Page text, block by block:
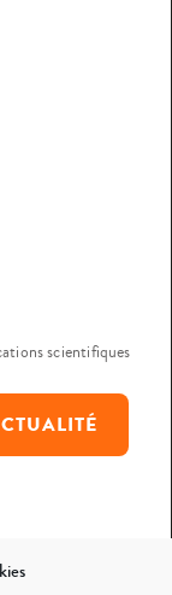
scientifiques